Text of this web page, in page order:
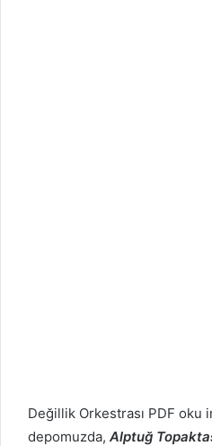
Değillik Orkestrası PDF oku
depomuzda, Alptuğ